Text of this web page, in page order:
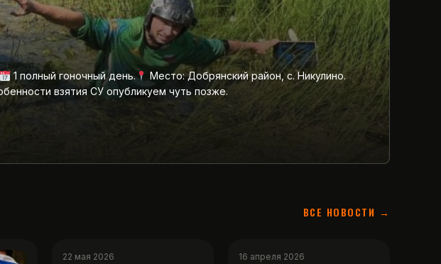
1 полный гоночный день.
Место: Добрянский район, с. Никулино.
взятия СУ опубликуем чуть позже.
ВСЕ НОВОСТИ →
22 мая 2026 16 апреля 2026